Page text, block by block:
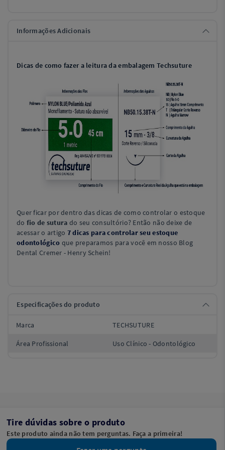
Informações Adicionais
Dicas de como fazer a leitura da embalagem Techsuture
Quer ficar por dentro das dicas de como controlar o estoque
do fio de sutura do seu consultório? Então não deixe de
acessar o artigo 7 dicas para controlar seu estoque
odontológico que preparamos para você em nosso Blog
Dental Cremer - Henry Schein!
Especificações do produto
Marca TECHSUTURE
Área Profissional Uso Clínico - Odontológico
Tire dúvidas sobre o produto
Este produto ainda não tem perguntas. Faça a primeira!